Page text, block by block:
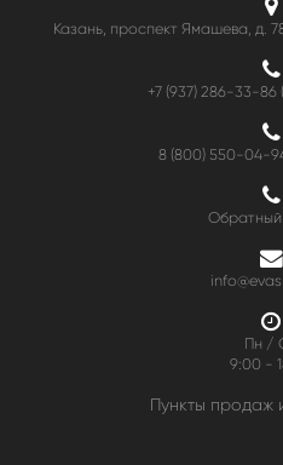
Казань, проспект Ямашева, д.
+7 (937) 286-33-86
8 (800) 550-04-
Обратный
Пн /
9:00 -
Пункты продаж